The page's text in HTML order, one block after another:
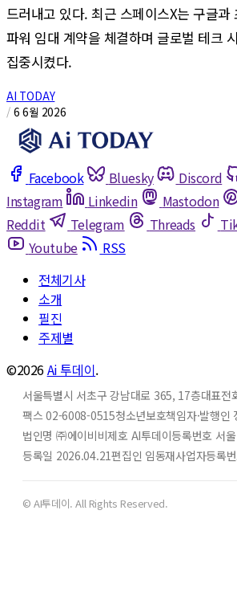
드러내고 있다. 최근 스페이스X는 구글과
파워 임대 계약을 체결하며 글로벌 테크
집중시켰다.
AI TODAY
/ 6 6월 2026
Facebook Bluesky Discord
Instagram
Linkedin Mastodon
Reddit
Telegram Threads
Youtube
RSS
전체기사
소개
필진
주제별
©2026Ai 투데이.
서울특별시 서초구 강남대로 365, 17층대표전
팩스 02-6008-0515청소년보호책임자·발행인
법인명 ㈜에이비비제호 AI투데이등록번호 서
등록일 2026.04.21편집인 임동재사업자등록
© AI투데이. All Rights Reserved.